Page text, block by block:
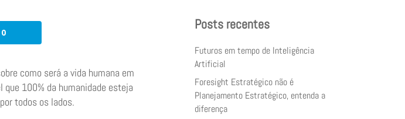
0
como será a vida humana em
100% da humanidade esteja
todos os lados.
Posts recentes
Futuros em tempo de Inteligência
Artificial
Foresight Estratégico não é
Planejamento Estratégico, entenda a
diferença